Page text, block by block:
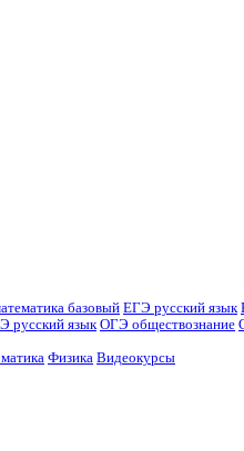
базовый ЕГЭ русский язык
русский язык ОГЭ обществознание
Физика Видеокурсы